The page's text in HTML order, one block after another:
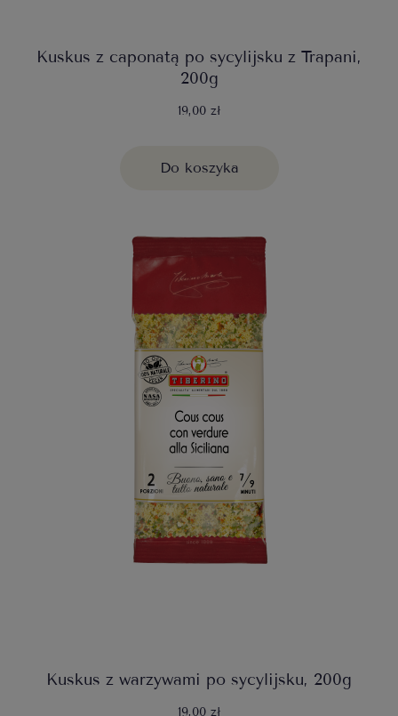
Kuskus z caponatą po sycylijsku z Trapani,
200g
19,00 zł
Do koszyka
Kuskus z warzywami po sycylijsku, 200g
19,00 zł